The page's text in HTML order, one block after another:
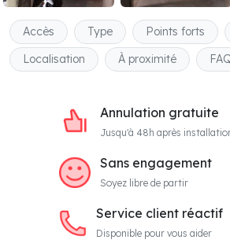
Accès Type Points forts
Localisation
À proximité
Annulation gratuite
Jusqu'à 48h après
Sans engagement
Soyez libre de partir
Service client réactif
Disponible pour vous aider